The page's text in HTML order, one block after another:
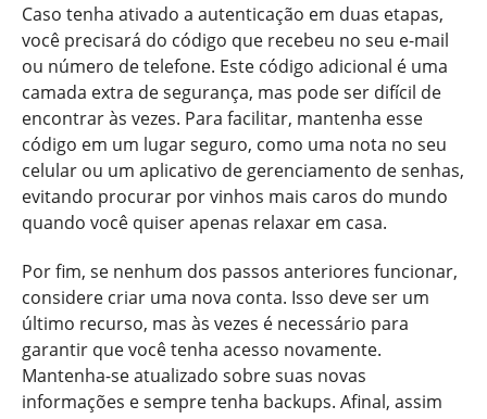
Caso tenha ativado a autenticação em duas etapas,
você precisará do código que recebeu no seu e-mail
ou número de telefone. Este código adicional é uma
camada extra de segurança, mas pode ser difícil de
encontrar às vezes. Para facilitar, mantenha esse
código em um lugar seguro, como uma nota no seu
celular ou um aplicativo de gerenciamento de senhas,
evitando procurar por vinhos mais caros do mundo
quando você quiser apenas relaxar em casa.
Por fim, se nenhum dos passos anteriores funcionar,
considere criar uma nova conta. Isso deve ser um
último recurso, mas às vezes é necessário para
garantir que você tenha acesso novamente.
Mantenha-se atualizado sobre suas novas
informações e sempre tenha backups. Afinal, assim